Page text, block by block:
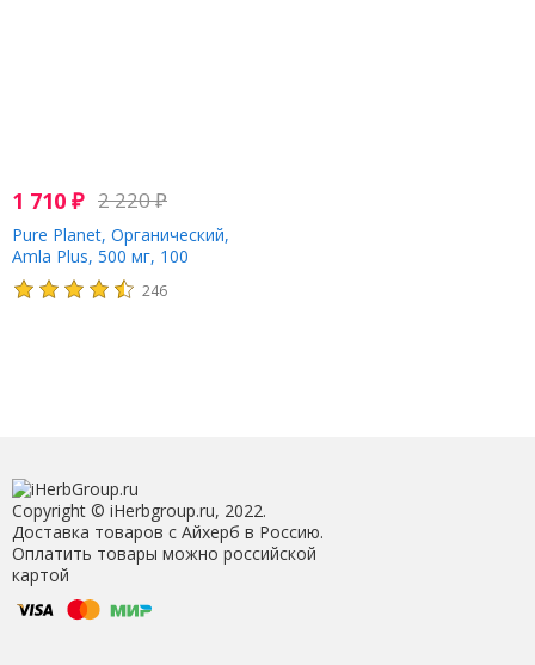
1 710 ₽ 2 220₽
Pure Planet, Органический,
Amla Plus, 500 мг, 100
таблеток
246
Copyright © iHerbgroup.ru, 2022.
Доставка товаров с Айхерб в Россию.
Оплатить товары можно российской
картой